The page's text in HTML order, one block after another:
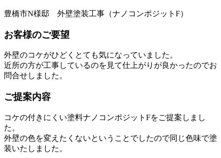
豊橋市N様邸 外壁塗装工事（ナノコンポジットF）
お客様のご要望
外壁のコケがひどくとても気になっていました。
近所の方が工事しているのを見て仕上がりが良かったのでお
問合せしました。
ご提案内容
コケの付きにくい塗料ナノコンポジットFをご提案しまし
た。
外壁の色を変えたくないということでしたので同じ色味で塗
装いたしました。